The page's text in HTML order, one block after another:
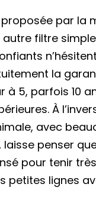
proposée par la
filtre
la
à 5, parfois 10
À
avec
laisse penser
pour tenir
petites lignes